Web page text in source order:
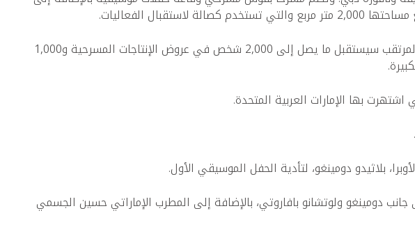
لاستقبال الفعاليات.
جدير بالذكر أن هذا المكان المرتقب سيستقبل ما يصل إلى 2,000 شخص في عروض الإنتاجات المسرحية و1,000
بها الإمارات العربية المتحدة.
بلاثيدو دومينغو، لتأدية الحفل الموسيقي الأول.
دومينغو ولوتشانو بافاروتي، بالإضافة إلى المطرب الإماراتي حسين الجسمي